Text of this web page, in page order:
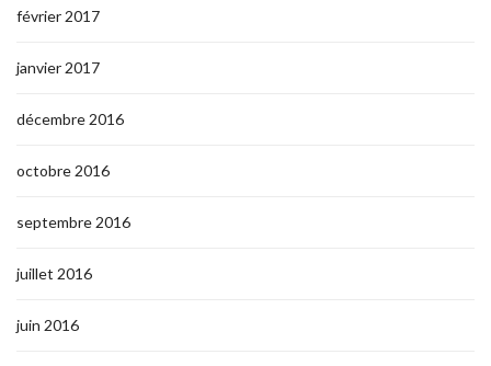
février 2017
janvier 2017
décembre 2016
octobre 2016
septembre 2016
juillet 2016
juin 2016